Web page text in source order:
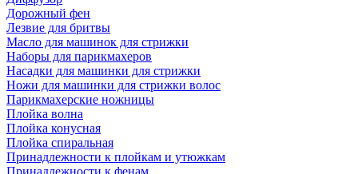
Дорожный фен
Лезвие для бритвы
Масло для машинок для стрижки
Наборы для парикмахеров
Насадки для машинки для стрижки
Ножи для машинки для стрижки волос
Парикмахерские ножницы
Плойка волна
Плойка конусная
Плойка спиральная
Принадлежности к плойкам и утюжкам
Принадлежности к фенам